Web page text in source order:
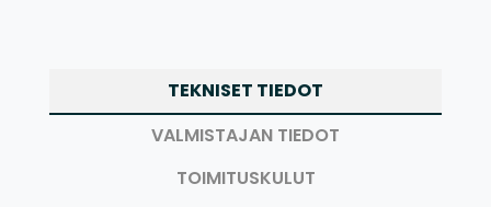
TEKNISET TIEDOT
VALMISTAJAN TIEDOT
TOIMITUSKULUT